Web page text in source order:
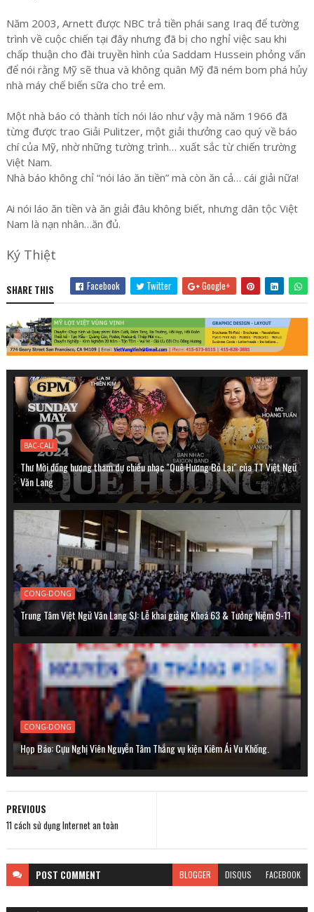
Năm 2003, Arnett được NBC trả tiền phái sang Iraq để tường
trình về cuộc chiến tại đây nhưng đã bị cho nghỉ việc sau khi
chấp thuận cho đài truyền hình của Saddam Hussein phỏng vấn
để nói rằng Mỹ sẽ thua và không quân Mỹ đã ném bom phá hủy
nhà máy chế biến sữa cho trẻ em.
Một nhà báo có thành tích nói láo như vậy mà năm 1966 đã
từng được trao Giải Pulitzer, một giải thưởng cao quý về báo
chí của Mỹ, nhờ những tường trình… xuất sắc từ chiến trường
Việt Nam.
Nhà báo không chỉ “nói láo ăn tiền” mà còn ăn cả… cái giải nữa!
Ai nói láo ăn tiền và ăn giải đâu không biết, nhưng dân tộc Việt
Nam là nạn nhân…ăn đủ.
Ký Thiệt
SHARE THIS Facebook Twitter Google+
BAC-CALI
Thư Mời đồng hương tham dự chiều nhạc "Quê Hương Bỏ Lại" của TT Việt Ngữ
Văn Lang
CONG-DONG
Trung Tâm Việt Ngữ Văn Lang SJ: Lễ khai giảng Khoá 63 & Tưởng Niệm 9-11
CONG-DONG
Họp Báo: Cựu Nghị Viên Nguyễn Tâm Thắng vụ kiện Kiêm Ái Vu Khống.
PREVIOUS
11 cách sử dụng Internet an toàn
POST COMMENT BLOGGER DISQUS FACEBOOK